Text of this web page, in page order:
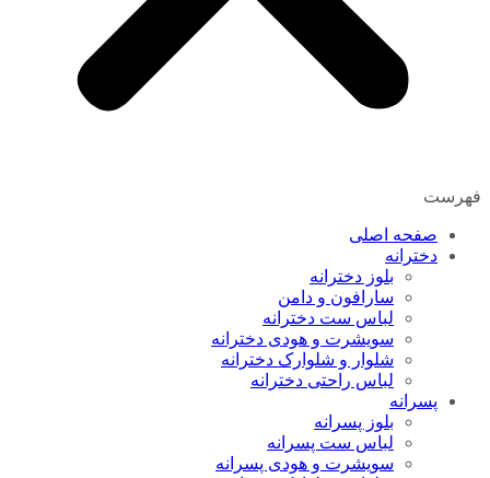
فهرست
صفحه اصلی
دخترانه
بلوز دخترانه
سارافون و دامن
لباس ست دخترانه
سویشرت و هودی دخترانه
شلوار و شلوارک دخترانه
لباس راحتی دخترانه
پسرانه
بلوز پسرانه
لباس ست پسرانه
سویشرت و هودی پسرانه